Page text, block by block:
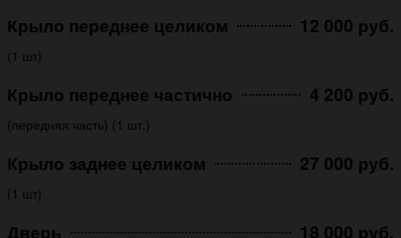
Крыло переднее целиком 12 000 руб.
(1 шт)
Крыло переднее частично 4 200 руб.
(передняя часть) (1 шт.)
Крыло заднее целиком 27 000 руб.
(1 шт)
Дверь 18 000 руб.